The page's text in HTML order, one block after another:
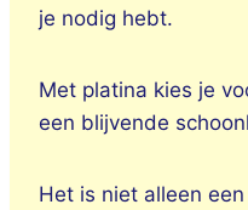
je nodig hebt.
Met platina kies je
een blijvende
Het is niet alleen